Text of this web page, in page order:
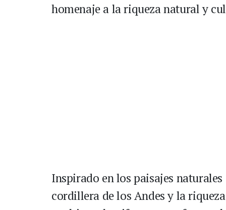
homenaje a la riqueza natural y
Inspirado en los paisajes
cordillera de los Andes y la